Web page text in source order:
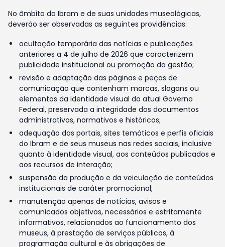
No âmbito do Ibram e de suas unidades museológicas,
deverão ser observadas as seguintes providências:
ocultação temporária das notícias e publicações
anteriores a 4 de julho de 2026 que caracterizem
publicidade institucional ou promoção da gestão;
revisão e adaptação das páginas e peças de
comunicação que contenham marcas, slogans ou
elementos da identidade visual do atual Governo
Federal, preservada a integridade dos documentos
administrativos, normativos e históricos;
adequação dos portais, sites temáticos e perfis oficiais
do Ibram e de seus museus nas redes sociais, inclusive
quanto à identidade visual, aos conteúdos publicados e
aos recursos de interação;
suspensão da produção e da veiculação de conteúdos
institucionais de caráter promocional;
manutenção apenas de notícias, avisos e
comunicados objetivos, necessários e estritamente
informativos, relacionados ao funcionamento dos
museus, à prestação de serviços públicos, à
programação cultural e às obrigações de